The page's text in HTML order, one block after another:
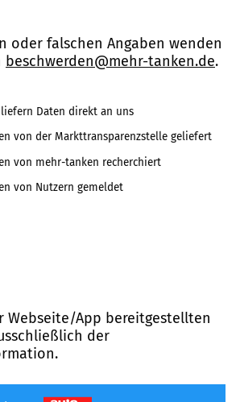
oder falschen Angaben wenden
beschwerden@mehr-tanken.de.
Daten direkt an uns
von der Markttransparenzstelle geliefert
von mehr-tanken recherchiert
von Nutzern gemeldet
App bereitgestellten
der